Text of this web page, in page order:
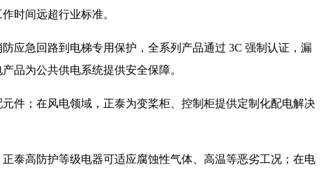
时间远超行业标准。
应急回路到电梯专用保护，全系列产品通过 3C 强制认证，漏
品为公共供电系统提供安全保障。
件；在风电领域，正泰为变桨柜、控制柜提供定制化配电解决
泰高防护等级电器可适应腐蚀性气体、高温等恶劣工况；在电